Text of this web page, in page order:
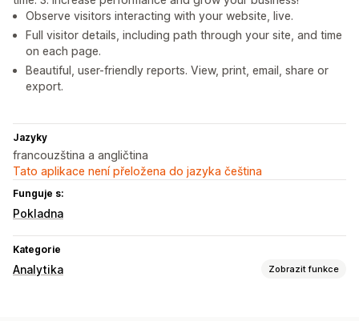
Observe visitors interacting with your website, live.
Full visitor details, including path through your site, and time
on each page.
Beautiful, user-friendly reports. View, print, email, share or
export.
Jazyky
francouzština a angličtina
Tato aplikace není přeložena do jazyka čeština
Funguje s:
Pokladna
Kategorie
Analytika Zobrazit funkce